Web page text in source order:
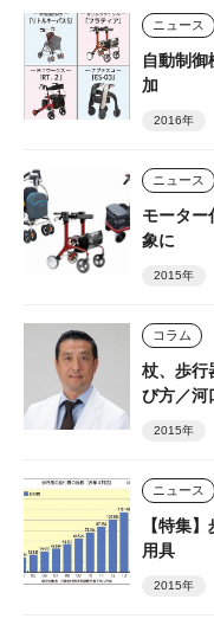
ニュース
自動制
加
2016年
ニュース
モーター
象に
2015年
コラム
杖、歩
び方／河
2015年
ニュース
【特集
用具
2015年